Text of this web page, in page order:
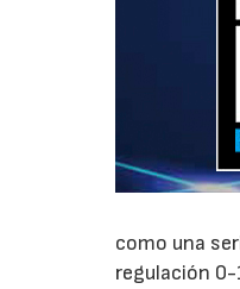
como una
regulación 0-